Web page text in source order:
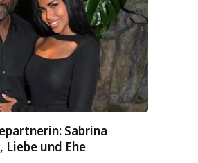
Sabrina
Liebe und Ehe